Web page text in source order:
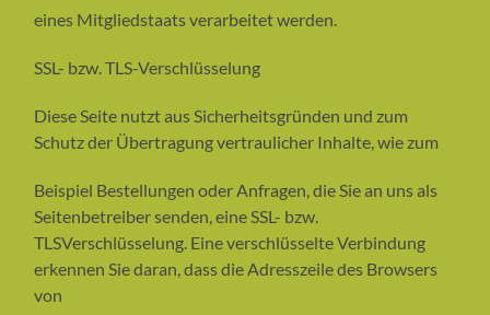
eines Mitgliedstaats verarbeitet werden.
SSL- bzw. TLS-Verschlüsselung
Diese Seite nutzt aus Sicherheitsgründen und zum
Schutz der Übertragung vertraulicher Inhalte, wie zum
Beispiel Bestellungen oder Anfragen, die Sie an uns als
Seitenbetreiber senden, eine SSL- bzw.
TLSVerschlüsselung. Eine verschlüsselte Verbindung
erkennen Sie daran, dass die Adresszeile des Browsers
von